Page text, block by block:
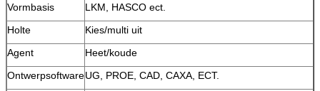
Vormbasis
LKM, HASCO ect.
Holte
Kies/multi uit
Agent
Heet/koude
OntwerpsoftwareUG, PROE, CAD, CAXA, ECT.